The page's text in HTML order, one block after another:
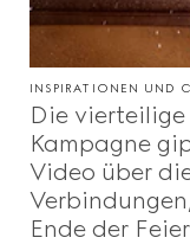
INSPIRATIONEN UND
Die vierteilige
Kampagne
Video über
Ende der